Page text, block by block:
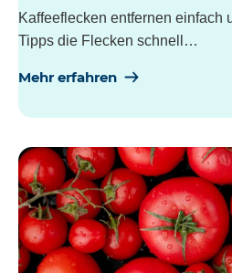
Kaffeeflecken entfernen einfach
Tipps die Flecken schnell…
Mehr erfahren